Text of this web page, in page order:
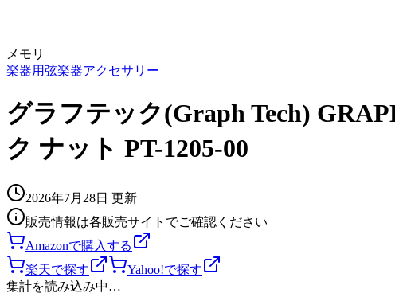
メモリ
楽器用弦楽器アクセサリー
グラフテック(Graph Tech)
ク ナット PT-1205-00
2026年7月28日 更新
販売情報は各販売サイトでご確認ください
Amazonで購入する
楽天で探す
Yahoo!で探す
集計を読み込み中…